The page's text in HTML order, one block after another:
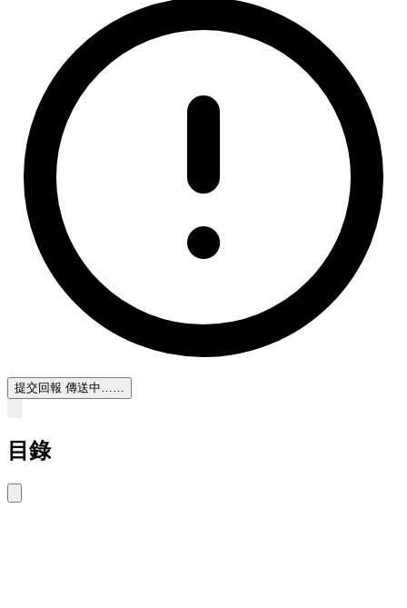
提交回報 傳送中……
目錄